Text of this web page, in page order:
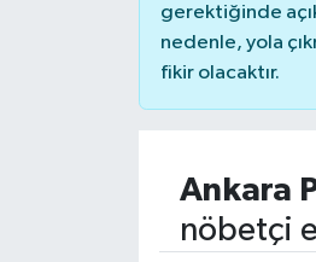
gerektiğinde
nedenle, yola
fikir olacaktır.
Ankara
nöbetçi